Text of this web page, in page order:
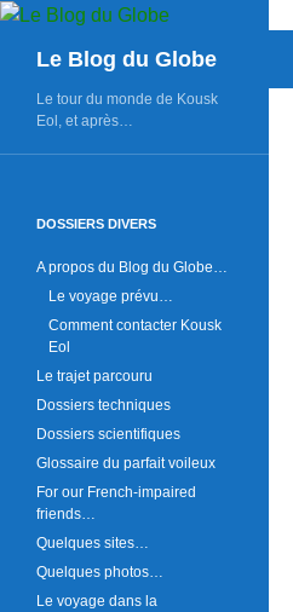
Aller
contenuLe Blog du Globe
Le tour du monde de Kousk
Eol, et après…
DOSSIERS DIVERS
A propos du Blog du Globe…
Le voyage prévu…
Comment contacter Kousk
Eol
Le trajet parcouru
Dossiers techniques
Dossiers scientifiques
Glossaire du parfait voileux
For our French-impaired
friends…
Quelques sites…
Quelques photos…
Le voyage dans la